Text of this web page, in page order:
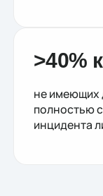
>40%
не имеющих
полностью
инцидента